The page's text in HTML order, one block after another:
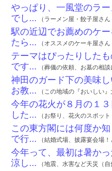
やっぱり、一風堂のラ
でし... （ラーメン屋・餃子屋さ
駅の近辺でお薦めのケ
たら... （オススメのケーキ屋さ
テーマはぴったりした
です... （葬儀の依頼、お墓の相
神田のガード下の美味
お教... （この地域の『おいしい
今年の花火が８月の１
した... （お祭り、花火のスポッ
この東方閣には何度か
で行... （結婚式場、披露宴会場
今年って、最初は暑か
涼し... （地震、水害など天災（